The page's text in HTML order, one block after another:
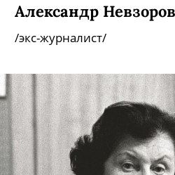
Александр Невзоров
/экс-журналист/